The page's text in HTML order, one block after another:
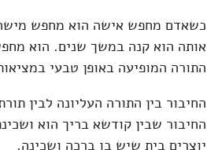
כשאדם מחפש אישה הוא מחפש
אותה הוא קנה במשך שנים. הוא
התורה המופיעה באופן טבעי
החיבור בין התורה העליונה לבין
החיבור שבין קודשא בריך הוא
יוצרים בית שיש בו ברכה ושכינה.